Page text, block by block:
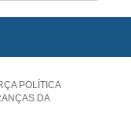
POLÍTICA
DA